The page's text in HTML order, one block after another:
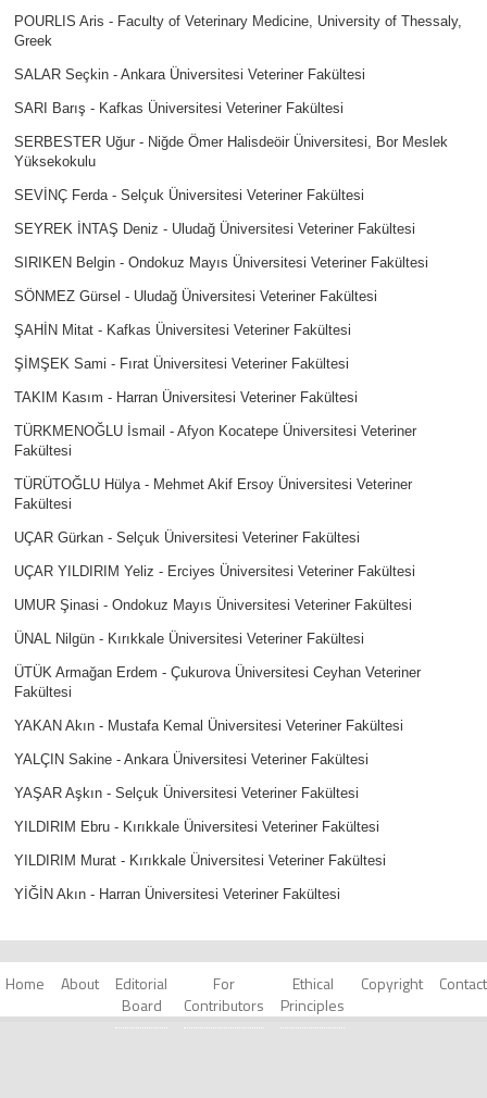
POURLIS Aris - Faculty of Veterinary Medicine, University of Thessaly,
Greek
SALAR Seçkin - Ankara Üniversitesi Veteriner Fakültesi
SARI Barış - Kafkas Üniversitesi Veteriner Fakültesi
SERBESTER Uğur - Niğde Ömer Halisdeöir Üniversitesi, Bor Meslek
Yüksekokulu
SEVİNÇ Ferda - Selçuk Üniversitesi Veteriner Fakültesi
SEYREK İNTAŞ Deniz - Uludağ Üniversitesi Veteriner Fakültesi
SIRIKEN Belgin - Ondokuz Mayıs Üniversitesi Veteriner Fakültesi
SÖNMEZ Gürsel - Uludağ Üniversitesi Veteriner Fakültesi
ŞAHİN Mitat - Kafkas Üniversitesi Veteriner Fakültesi
ŞİMŞEK Sami - Fırat Üniversitesi Veteriner Fakültesi
TAKIM Kasım - Harran Üniversitesi Veteriner Fakültesi
TÜRKMENOĞLU İsmail - Afyon Kocatepe Üniversitesi Veteriner
Fakültesi
TÜRÜTOĞLU Hülya - Mehmet Akif Ersoy Üniversitesi Veteriner
Fakültesi
UÇAR Gürkan - Selçuk Üniversitesi Veteriner Fakültesi
UÇAR YILDIRIM Yeliz - Erciyes Üniversitesi Veteriner Fakültesi
UMUR Şinasi - Ondokuz Mayıs Üniversitesi Veteriner Fakültesi
ÜNAL Nilgün - Kırıkkale Üniversitesi Veteriner Fakültesi
ÜTÜK Armağan Erdem - Çukurova Üniversitesi Ceyhan Veteriner
Fakültesi
YAKAN Akın - Mustafa Kemal Üniversitesi Veteriner Fakültesi
YALÇIN Sakine - Ankara Üniversitesi Veteriner Fakültesi
YAŞAR Aşkın - Selçuk Üniversitesi Veteriner Fakültesi
YILDIRIM Ebru - Kırıkkale Üniversitesi Veteriner Fakültesi
YILDIRIM Murat - Kırıkkale Üniversitesi Veteriner Fakültesi
YİĞİN Akın - Harran Üniversitesi Veteriner Fakültesi
Home About
Editorial
Board
For
Contributors
Ethical
Principles
Copyright Contact